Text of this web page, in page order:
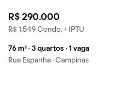
R$ 290.000
R$ 1.549 Condo. + IPTU
76 m² · 3 quartos · 1 vaga
Rua Espanha · Campinas